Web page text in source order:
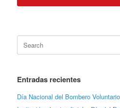
for:
Entradas recientes
Día Nacional del Bombero Voluntario